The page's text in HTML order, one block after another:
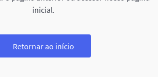
inicial.
Retornar ao início